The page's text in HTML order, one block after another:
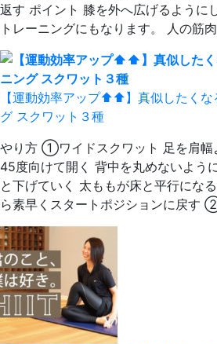
返す ポイント 膝を外へ広げるように
トレーニングにもなります。 人の筋
【運動効率アップ⬆️⬆️】真似したく
グ スクワット３種
やり方 ①ワイドスクワット 足を肩幅
45度向けて開く 背中を丸めないよう
と下げていく 太ももが床と平行にな
ら素早くスタートポジションに戻す